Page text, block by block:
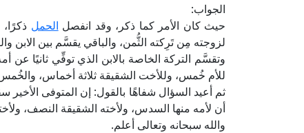
الجواب:
حيث كان الأمر كما ذكر، وقد انفصل الحمل
لزوجته مِن تَرِكته الثُّمن، والباقي يقسَّم بين الابن
وتقسَّم التركة الخاصة بالابن الذي توفِّي ثانيًا عن
للأم خُمس، وللأخت الشقيقة ثلاثة أخماس، والخُمس
ثم أعيد السؤال شفاهًا بالقول: إن المتوفى
أن لأمه منها السدس، ولأخته الشقيقة النصف،
والله سبحانه وتعالى أعلم.